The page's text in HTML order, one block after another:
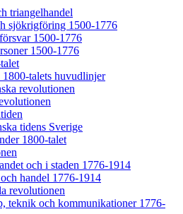
triangelhandel
sjökrigföring 1500-1776
1500-1776
1500-1776
1800-talets huvudlinjer
revolutionen
tidens Sverige
1800-talet
och i staden 1776-1914
handel 1776-1914
revolutionen
teknik och kommunikationer 1776-